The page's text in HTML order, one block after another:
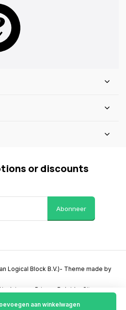
aan winkelwagen
or discounts
Abonneer
Privacy Beleid Sitemap
Logical Block B.V.)- Theme made by